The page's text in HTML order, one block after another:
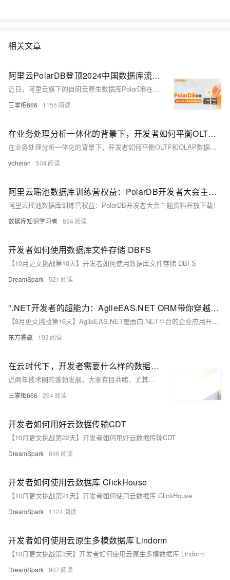
相关文章
阿里云PolarDB登顶2024中国数据库流行榜：技术实力与开发者影响力
近日，阿里云旗下的自研云原生数据库PolarDB在2024年中国数据库流行度排行榜中夺冠，并刷新了榜单总分纪录，这一成就引起了技术圈的广泛关注。这一成就源于PolarDB在数据库技术上的突破与创新，以及对开发者和用户的实际需求的深入了解体会。那么本文就来分享一下关于数据库流行度排行榜的影响力以及对数据库选型的影响，讨论PolarDB登顶的关键因素，以及PolarDB“三层分离”新版本对开发者使用数据库的影响。
三掌柜666 1155
在业务处理分析一体化的背景下，开发者如何平衡OLTP和OLAP数据库的技术需求与选型？
在业务处理分析一体化的背景下，开发者如何平衡OLTP和OLAP数据库的技术需求与选型？
vohelon 504
阿里云瑶池数据库训练营权益：PolarDB开发者大会主题资料开放下载！
阿里云瑶池数据库训练营权益：PolarDB开发者大会主题资料开放下载！
数据库知识学习者 894
开发者如何使用数据库文件存储 DBFS
【10月更文挑战第10天】开发者如何使用数据库文件存储 DBFS
DreamSpark 521
".NET开发者的超能力：AgileEAS.NET ORM带你穿越数据库的迷宫，让数据操作变得轻松又神奇！"
【8月更文挑战第16天】AgileEAS.NET是面向.NET平台的企业应用开发框架，核心功能包括数据关系映射（ORM），允许以面向对象方式操作数据库，无需编写复杂SQL。通过继承`AgileEAS.Data.Entity`创建实体类对应数据库表，利用ORM简化数据访问层编码。支持基本的CRUD操作及复杂查询如条件筛选、排序和分页，并可通过导航属性实现多表关联。此外，提供了事务管理功能确保数据一致性。AgileEAS.NET的ORM简化了数据库操作，提升了开发效率和代码可维护性。
东方睿赢 193
在云时代下，开发者需要什么样的数据库？
近两年技术圈的蓬勃发展，大家有目共睹，尤其是在云计算、大数据和人工智能等技术的快速发展下，数据库技术也正经历和面临着一次划时代的转变。大家都知道，随着Serverless架构的崛起和人工智能的应用，数据库开发者需要面对的需求和挑战也日益增多，实际开发中的问题也是层出不穷、日新月异。作为开发者，尤其是在日常开发中结合云原生，需要使用什么样的数据库才算符合我们的开发需求呢？那么本文就来简单讨论一下在云时代下，开发者需要什么样的数据库，讨论DBA（数据库管理员）的工作是否会被人工智能取代，以及探寻当前最需要的数据库类型。通过深入了解这些话题，我们可以更好地应对数据库技术的发展和变革。
三掌柜666 264
开发者如何用好云数据传输CDT
【10月更文挑战第22天】开发者如何用好云数据传输CDT
DreamSpark 696
开发者如何使用云数据库 ClickHouse
【10月更文挑战第21天】开发者如何使用云数据库 ClickHouse
DreamSpark 1124
开发者如何使用云原生多模数据库 Lindorm
【10月更文挑战第3天】开发者如何使用云原生多模数据库 Lindorm
DreamSpark 907